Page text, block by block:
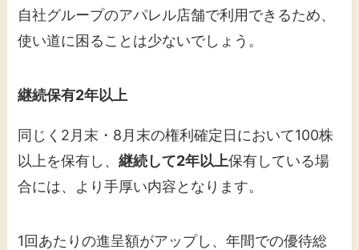
自社グループのアパレル店舗で利用できるため、
使い道に困ることは少ないでしょう。
継続保有2年以上
同じく2月末・8月末の権利確定日において100株
以上を保有し、継続して2年以上保有している場
合には、より手厚い内容となります。
1回あたりの進呈額がアップし、年間での優待総